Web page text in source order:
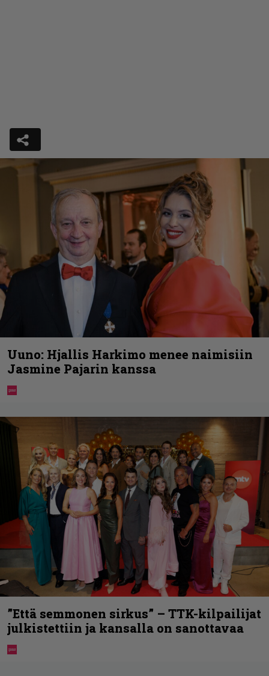
Uuno: Hjallis Harkimo menee naimisiin
Jasmine Pajarin kanssa
”Että semmonen sirkus” – TTK-kilpailijat
julkistettiin ja kansalla on sanottavaa